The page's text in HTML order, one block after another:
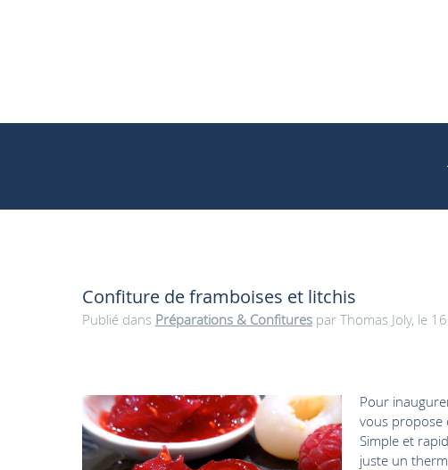
Confiture de framboises et litchis
Publié dans Préparations & Confitures par Thomas Joly, le
Pour
vous propose
Simple et
juste un